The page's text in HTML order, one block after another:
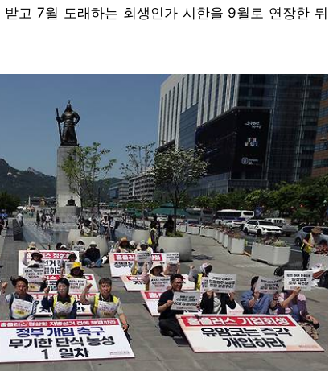
고 7월 도래하는 회생인가 시한을 9월로 연장한 뒤